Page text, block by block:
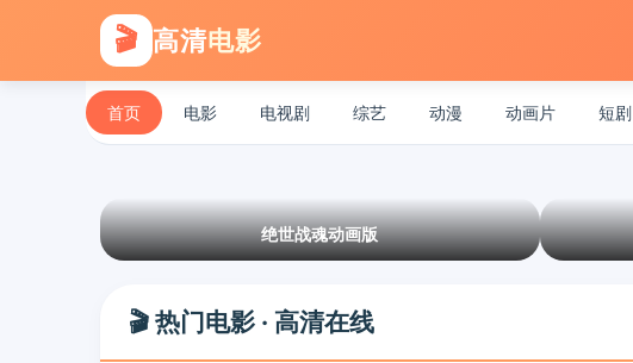
🎬 高清电影
首页 电影 电视剧 综艺 动漫 动画片 短剧
绝世战魂动画版
🎬 热门电影 · 高清在线